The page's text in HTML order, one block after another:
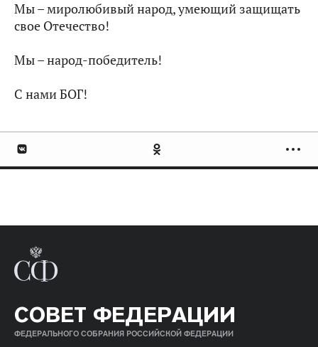
Мы – миролюбивый народ, умеющий защищать
свое Отечество!
Мы – народ-победитель!
С нами БОГ!
СОВЕТ ФЕДЕРАЦИИ
ФЕДЕРАЛЬНОГО СОБРАНИЯ РОССИЙСКОЙ ФЕДЕРАЦИИ